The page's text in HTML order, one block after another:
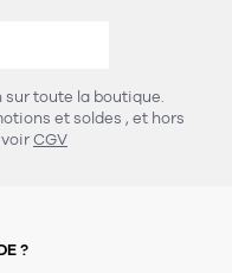
sur toute la boutique.
et soldes , et hors
CGV
?